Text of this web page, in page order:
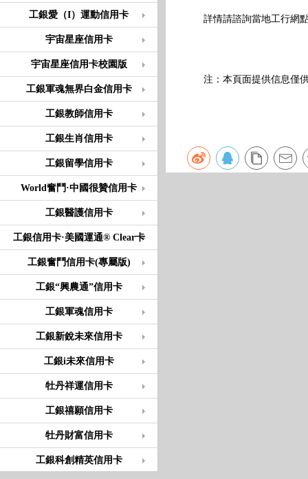
工銀愛（I）運動信用卡
宇宙星座信用卡
宇宙星座信用卡校園版
工銀軍魂無界白金信用卡
工銀教師信用卡
工銀生肖信用卡
工銀留學信用卡
World奮鬥·中國很贊信用卡
工銀醫護信用卡
工銀信用卡·美國運通® Clear卡
工銀奮鬥信用卡(專屬版)
工銀“興農通”信用卡
工銀軍魂信用卡
工銀新銳未來信用卡
工銀i未來信用卡
牡丹祥運信用卡
工銀禧願信用卡
牡丹財富信用卡
工銀科創精英信用卡
詳情請諮詢當地工行網
注：本頁面提供信息僅供